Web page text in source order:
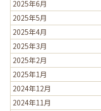
2025年6月
2025年5月
2025年4月
2025年3月
2025年2月
2025年1月
2024年12月
2024年11月